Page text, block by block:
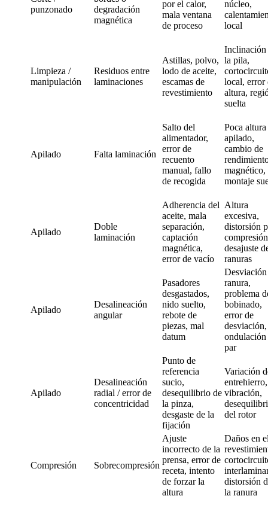
punzonado
degradación
magnética
por el calor,
mala ventana
de proceso
núcleo,
local
Limpieza /
manipulación
Residuos entre
laminaciones
Astillas, polvo,
lodo de aceite,
escamas de
revestimiento
Inclinación
la pila,
local, error
altura,
suelta
Apilado Falta laminación
Salto del
alimentador,
error de
recuento
manual, fallo
de recogida
Poca altura
apilado,
cambio de
magnético,
montaje
Apilado
Doble
laminación
Adherencia del
aceite, mala
separación,
captación
magnética,
error de vacío
Altura
excesiva,
distorsión
desajuste
ranuras
Apilado
Desalineación
angular
Pasadores
desgastados,
nido suelto,
rebote de
piezas, mal
datum
Desviación
ranura,
problema
bobinado,
error de
desviación,
ondulación
par
Apilado
Desalineación
radial / error de
concentricidad
Punto de
referencia
sucio,
desequilibrio de
la pinza,
desgaste de la
fijación
Variación
entrehierro,
vibración,
del rotor
Compresión Sobrecompresión
Ajuste
incorrecto de la
prensa, error de
receta, intento
de forzar la
altura
Daños en
distorsión
la ranura